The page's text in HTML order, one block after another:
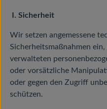
I. Sicherheit
Wir setzen angemessene
Sicherheitsmaßnahmen
verwalteten
oder vorsätzliche
oder gegen den Zugriff
schützen.